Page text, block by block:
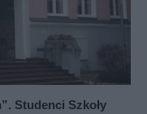
Studenci Szkoły